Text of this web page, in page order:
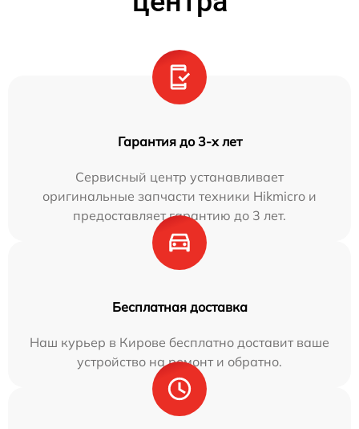
Гарантия до 3-х лет
Сервисный центр устанавливает
оригинальные запчасти техники Hikmicro и
предоставляет гарантию до 3 лет.
Бесплатная доставка
Наш курьер в Кирове бесплатно доставит ваше
устройство на ремонт и обратно.